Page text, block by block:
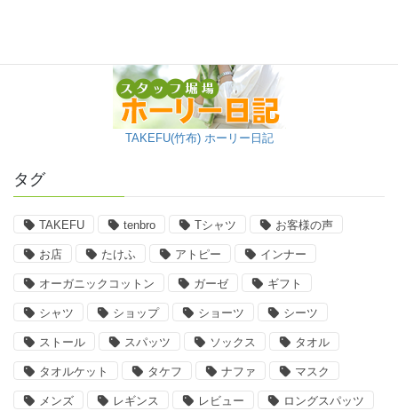
TAKEFU(竹布) ホーリー日記
タグ
TAKEFU tenbro Tシャツ お客様の声
お店 たけふ アトピー インナー
オーガニックコットン ガーゼ ギフト
シャツ ショップ ショーツ シーツ
ストール スパッツ ソックス タオル
タオルケット タケフ ナファ マスク
メンズ レギンス レビュー ロングスパッツ